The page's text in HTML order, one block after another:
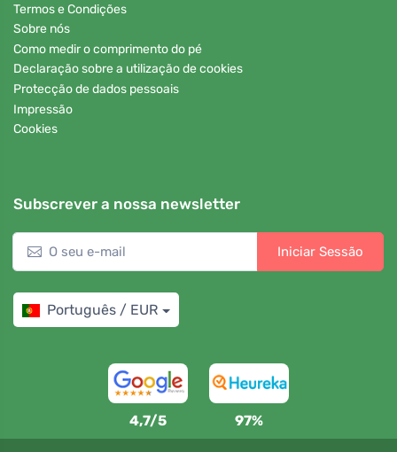
Termos e Condições
Sobre nós
Como medir o comprimento do pé
Declaração sobre a utilização de cookies
Protecção de dados pessoais
Impressão
Cookies
Subscrever a nossa newsletter
Iniciar Sessão
Português / EUR
4,7/5 97%